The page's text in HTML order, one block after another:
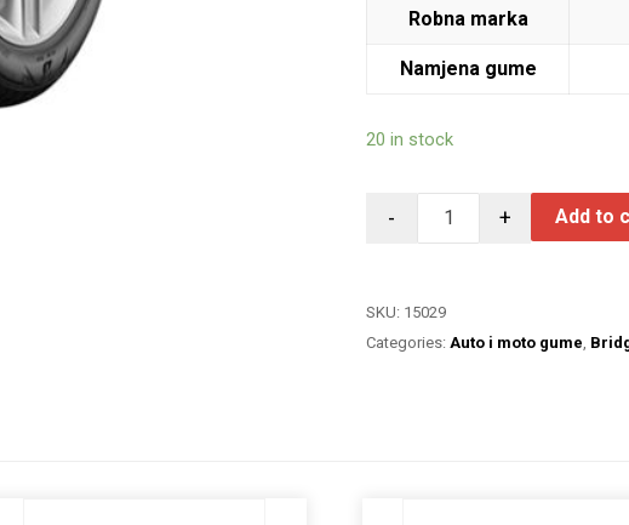
Robna marka
Namjena gume
20 in stock
- + Add to
SKU: 15029
Categories: Auto i moto gume